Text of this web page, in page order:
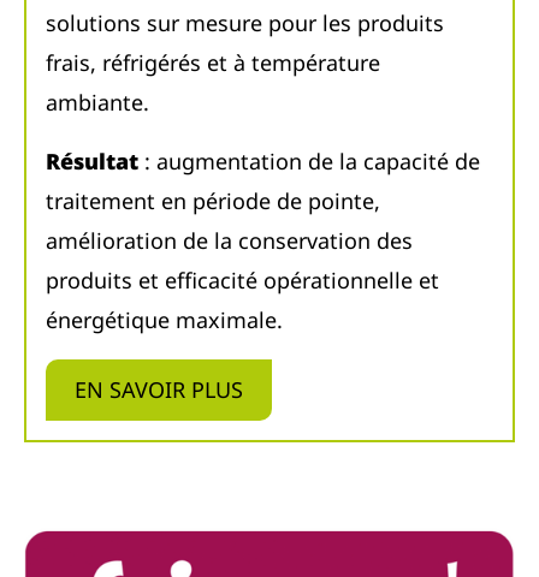
solutions sur mesure pour les produits
frais, réfrigérés et à température
ambiante.
Résultat : augmentation de la capacité de
traitement en période de pointe,
amélioration de la conservation des
produits et efficacité opérationnelle et
énergétique maximale.
EN SAVOIR PLUS